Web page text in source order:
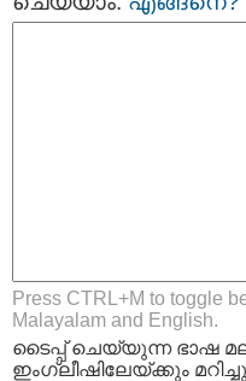
Press CTRL+M to toggle
Malayalam and English.
ടൈപ്പ്‌ ചെയ്യുന്ന ഭാഷ
ഇംഗ്ലീഷിലേയ്ക്കും